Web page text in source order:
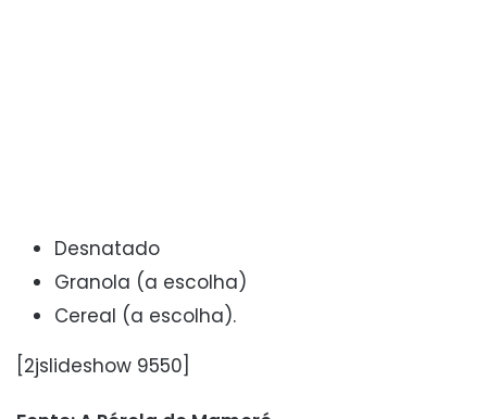
Desnatado
Granola (a escolha)
Cereal (a escolha).
[2jslideshow 9550]